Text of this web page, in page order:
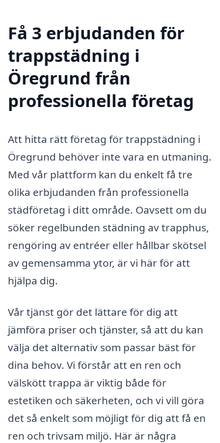
Få 3 erbjudanden för
trappstädning i
Öregrund från
professionella företag
Att hitta rätt företag för trappstädning i
Öregrund behöver inte vara en utmaning.
Med vår plattform kan du enkelt få tre
olika erbjudanden från professionella
städföretag i ditt område. Oavsett om du
söker regelbunden städning av trapphus,
rengöring av entréer eller hållbar skötsel
av gemensamma ytor, är vi här för att
hjälpa dig.
Vår tjänst gör det lättare för dig att
jämföra priser och tjänster, så att du kan
välja det alternativ som passar bäst för
dina behov. Vi förstår att en ren och
välskött trappa är viktig både för
estetiken och säkerheten, och vi vill göra
det så enkelt som möjligt för dig att få en
ren och trivsam miljö. Här är några